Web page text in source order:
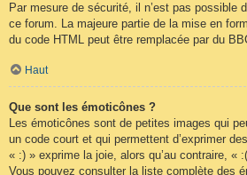
Par mesure de sécurité, il n’est pas possible
ce forum. La majeure partie de la mise en
du code HTML peut être remplacée par du
Haut
Que sont les émoticônes ?
Les émoticônes sont de petites images qui
un code court et qui permettent d’exprimer
« :) » exprime la joie, alors qu’au contraire, «
Vous pouvez consulter la liste complète des